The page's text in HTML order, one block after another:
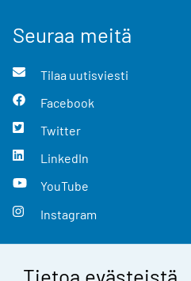
Tietoa evästeistä
Seuraa meitä
Tilaa uutisviesti
Facebook
Twitter
LinkedIn
YouTube
Instagram